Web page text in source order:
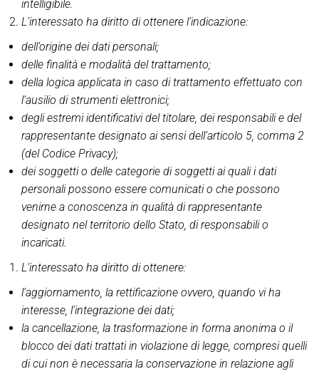
intelligibile.
L’interessato ha diritto di ottenere l’indicazione:
dell’origine dei dati personali;
delle finalità e modalità del trattamento;
della logica applicata in caso di trattamento effettuato con
l’ausilio di strumenti elettronici;
degli estremi identificativi del titolare, dei responsabili e del
rappresentante designato ai sensi dell’articolo 5, comma 2
(del Codice Privacy);
dei soggetti o delle categorie di soggetti ai quali i dati
personali possono essere comunicati o che possono
venirne a conoscenza in qualità di rappresentante
designato nel territorio dello Stato, di responsabili o
incaricati.
L’interessato ha diritto di ottenere:
l’aggiornamento, la rettificazione ovvero, quando vi ha
interesse, l’integrazione dei dati;
la cancellazione, la trasformazione in forma anonima o il
blocco dei dati trattati in violazione di legge, compresi quelli
di cui non è necessaria la conservazione in relazione agli